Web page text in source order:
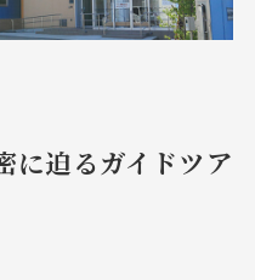
に迫るガイドツア